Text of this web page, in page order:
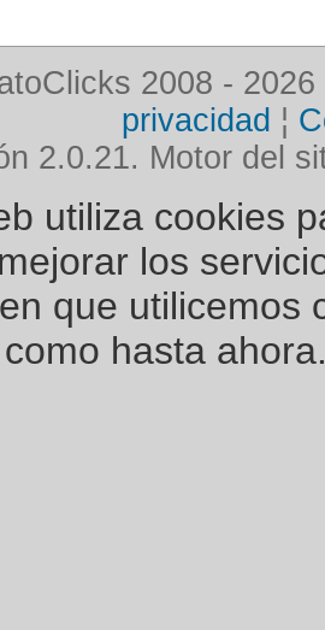
2008 - 2026
privacidad ¦
2.0.21. Motor del
utiliza cookies
los
que utilicemos
hasta